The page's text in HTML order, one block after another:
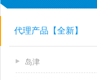
代理产品【全新】
岛津